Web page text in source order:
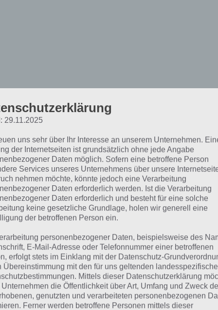
Out Lösung zu Level
Aufgabe:Verrückter Nadelkreis / Korrigiere die Gleichung
Lösung für Level 65:Bei Verrückter Nadelkreis: Ganz
abfeuern. Lautet die Frage bei dir noch Korrigiere die
unten auf das E tippen, damit es zum F wird. Und
Bereich des W tippen / wischen, sodass es zum V wird.
Du suchst die Lösung für ein
Brain Out Level? Zur Übersicht:
Lösungen von Brain Out!
29.11.2025
uns sehr über Ihr Interesse an unserem Unternehmen.
der Internetseiten ist grundsätzlich ohne jede Angabe
Daten möglich. Sofern eine betroffene Person
Services unseres Unternehmens über unsere
nehmen möchte, könnte jedoch eine Verarbeitung
Daten erforderlich werden. Ist die Verarbeitung
Daten erforderlich und besteht für eine solche
keine gesetzliche Grundlage, holen wir generell eine
der betroffenen Person ein.
personenbezogener Daten, beispielsweise des
E-Mail-Adresse oder Telefonnummer einer betroffenen
erfolgt stets im Einklang mit der Datenschutz-
Übereinstimmung mit den für uns geltenden
Mittels dieser Datenschutzerklärung
Unternehmen die Öffentlichkeit über Art, Umfang und Zweck
genutzten und verarbeiteten personenbezogenen
Ferner werden betroffene Personen mittels dieser